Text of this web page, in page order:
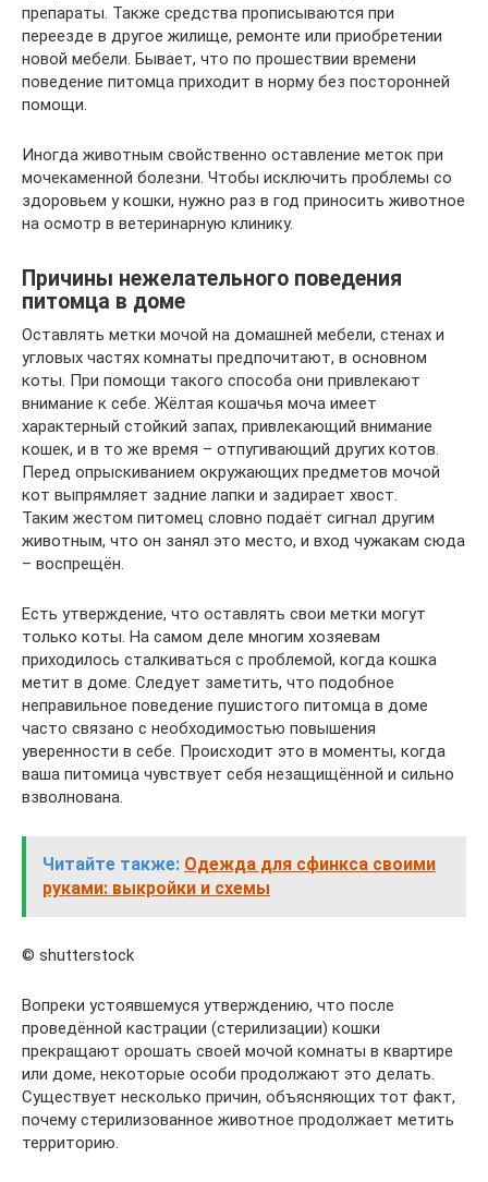
препараты. Также средства прописываются при
переезде в другое жилище, ремонте или приобретении
новой мебели. Бывает, что по прошествии времени
поведение питомца приходит в норму без посторонней
помощи.
Иногда животным свойственно оставление меток при
мочекаменной болезни. Чтобы исключить проблемы со
здоровьем у кошки, нужно раз в год приносить животное
на осмотр в ветеринарную клинику.
Причины нежелательного поведения
питомца в доме
Оставлять метки мочой на домашней мебели, стенах и
угловых частях комнаты предпочитают, в основном
коты. При помощи такого способа они привлекают
внимание к себе. Жёлтая кошачья моча имеет
характерный стойкий запах, привлекающий внимание
кошек, и в то же время – отпугивающий других котов.
Перед опрыскиванием окружающих предметов мочой
кот выпрямляет задние лапки и задирает хвост.
Таким жестом питомец словно подаёт сигнал другим
животным, что он занял это место, и вход чужакам сюда
– воспрещён.
Есть утверждение, что оставлять свои метки могут
только коты. На самом деле многим хозяевам
приходилось сталкиваться с проблемой, когда кошка
метит в доме. Следует заметить, что подобное
неправильное поведение пушистого питомца в доме
часто связано с необходимостью повышения
уверенности в себе. Происходит это в моменты, когда
ваша питомица чувствует себя незащищённой и сильно
взволнована.
Читайте также: Одежда для сфинкса своими
руками: выкройки и схемы
© shutterstock
Вопреки устоявшемуся утверждению, что после
проведённой кастрации (стерилизации) кошки
прекращают орошать своей мочой комнаты в квартире
или доме, некоторые особи продолжают это делать.
Существует несколько причин, объясняющих тот факт,
почему стерилизованное животное продолжает метить
территорию.